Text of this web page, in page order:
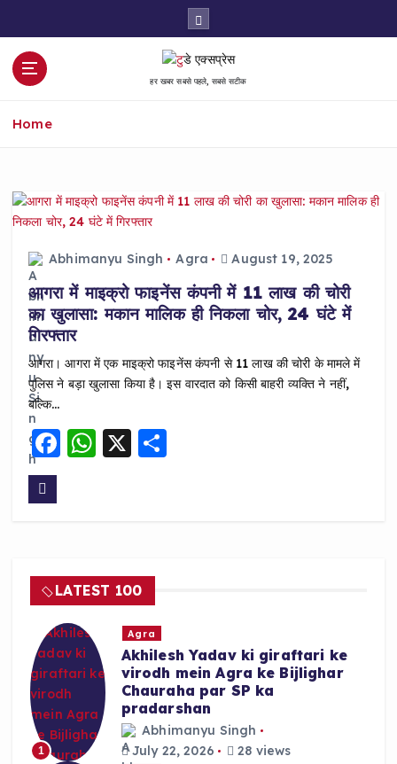
हर खबर सबसे पहले, सबसे सटीक
Home
Abhimanyu Singh Agra August 19, 2025
आगरा में माइक्रो फाइनेंस कंपनी में 11 लाख की चोरी
का खुलासा: मकान मालिक ही निकला चोर, 24 घंटे में
गिरफ्तार
आगरा। आगरा में एक माइक्रो फाइनेंस कंपनी से ₹11 लाख की चोरी के मामले में
पुलिस ने बड़ा खुलासा किया है। इस वारदात को किसी बाहरी व्यक्ति ने नहीं,
बल्कि…
F
o
o
k
W
p
p
X S
LATEST 100
1
Agra
Akhilesh Yadav ki giraftari ke
virodh mein Agra ke Bijlighar
Chauraha par SP ka
pradarshan
Abhimanyu Singh
July 22, 2026
28 views